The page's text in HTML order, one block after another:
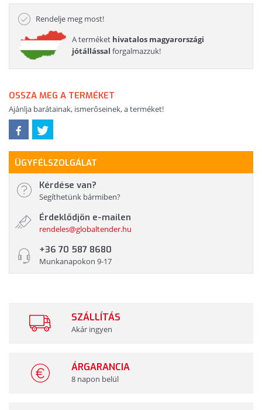
Rendelje meg most!
A terméket hivatalos magyarországi
jótállással forgalmazzuk!
OSSZA MEG A TERMÉKET
Ajánlja barátainak, ismerőseinek, a terméket!
ÜGYFÉLSZOLGÁLAT
Kérdése van?
Segíthetünk bármiben?
Érdeklődjön e-mailen
rendeles@globaltender.hu
+36 70 587 8680
Munkanapokon 9-17
SZÁLLÍTÁS
Akár ingyen
ÁRGARANCIA
8 napon belül